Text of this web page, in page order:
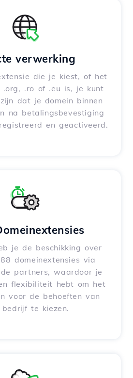
verwerking
die je kiest, of het
.org, .ro of .eu is, je kunt
dat je domein binnen
na betalingsbevestiging
en geactiveerd.
je de beschikking over
domeinextensies via
partners, waardoor je
flexibiliteit hebt om het
voor de behoeften van
te kiezen.